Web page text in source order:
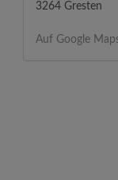
3264 Gresten
Auf Google